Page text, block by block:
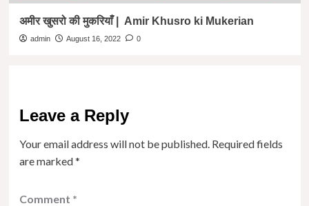
अमीर खुसरो की मुकरियाँ | Amir Khusro ki Mukerian
admin August 16, 2022 0
Leave a Reply
Your email address will not be published. Required fields
are marked*
Comment *